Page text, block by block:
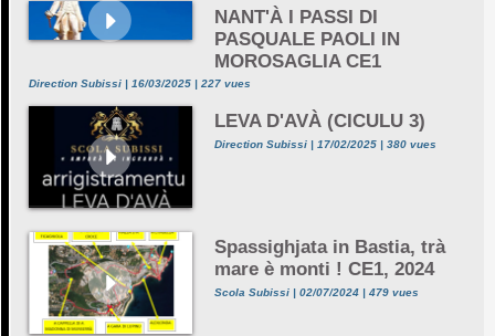
NANT'À I PASSI DI
PASQUALE PAOLI IN
MOROSAGLIA CE1
Direction Subissi | 16/03/2025 | 227 vues
LEVA D'AVÀ (CICULU 3)
Direction Subissi | 17/02/2025 | 380 vues
Spassighjata in Bastia, trà
mare è monti ! CE1, 2024
Scola Subissi | 02/07/2024 | 479 vues